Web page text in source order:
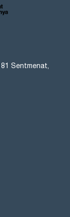
Sentmenat,